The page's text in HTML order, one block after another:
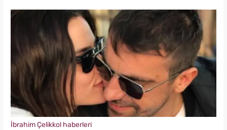
İbrahim Çelikkol haberleri